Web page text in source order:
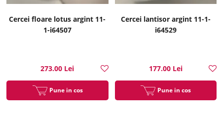
Cercei floare lotus argint 11-
1-i64507
273.00 Lei
Pune in cos
Cercei lantisor argint 11-1-
i64529
177.00 Lei
Pune in cos